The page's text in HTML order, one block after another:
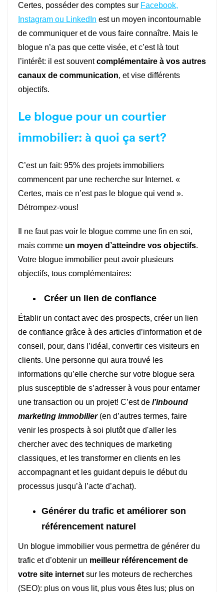
Certes, posséder des comptes sur Facebook,
Instagram ou LinkedIn est un moyen incontournable
de communiquer et de vous faire connaître. Mais le
blogue n’a pas que cette visée, et c’est là tout
l’intérêt: il est souventcomplémentaire à vos autres
canaux de communication, et vise différents
objectifs.
Le blogue pour un courtier
immobilier: à quoi ça sert?
C’est un fait: 95% des projets immobiliers
commencent par une recherche sur Internet. «
Certes, mais ce n’est pas le blogue qui vend ».
Détrompez-vous!
Il ne faut pas voir le blogue comme une fin en soi,
mais comme un moyen d’atteindre vos objectifs.
Votre blogue immobilier peut avoir plusieurs
objectifs, tous complémentaires:
Créer un lien de confiance
Établir un contact avec des prospects, créer un lien
de confiance grâce à des articles d’information et de
conseil, pour, dans l’idéal, convertir ces visiteurs en
clients. Une personne qui aura trouvé les
informations qu’elle cherche sur votre blogue sera
plus susceptible de s’adresser à vous pour entamer
une transaction ou un projet! C’est de l’inbound
marketing immobilier(en d’autres termes, faire
venir les prospects à soi plutôt que d'aller les
chercher avec des techniques de marketing
classiques, et les transformer en clients en les
accompagnant et les guidant depuis le début du
processus jusqu’à l’acte d’achat).
Générer du trafic et améliorer son
référencement naturel
Un blogue immobilier vous permettra de générer du
trafic et d’obtenir un meilleur référencement de
votre site internet sur les moteurs de recherches
(SEO): plus on vous lit, plus vous êtes lus; plus on